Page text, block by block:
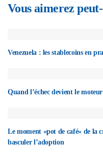
Vous aimerez
Venezuela : les stablecoins en
Quand l’échec devient le
Le moment «pot de café» de la
basculer l’adoption